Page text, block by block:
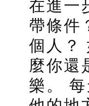
在進一
帶條件
個人？
麼你還
樂。